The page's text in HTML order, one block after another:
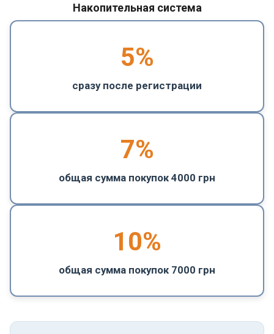
Накопительная система
5%
сразу после регистрации
7%
общая сумма покупок 4000 грн
10%
общая сумма покупок 7000 грн